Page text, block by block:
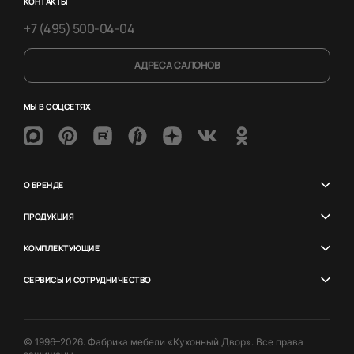
+7 (495) 500-04-04
АДРЕСА САЛОНОВ
МЫ В СОЦСЕТЯХ
О БРЕНДЕ
ПРОДУКЦИЯ
КОМПЛЕКТУЮЩИЕ
СЕРВИСЫ И СОТРУДНИЧЕСТВО
© 1996–2026. Фабрика мебели «Кухонный Двор». Все права